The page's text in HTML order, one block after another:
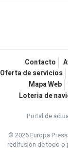
Contacto
Oferta de servicios
Mapa Web
Loteria de
Portal de
© 2026 Europa
redifusión de todo o